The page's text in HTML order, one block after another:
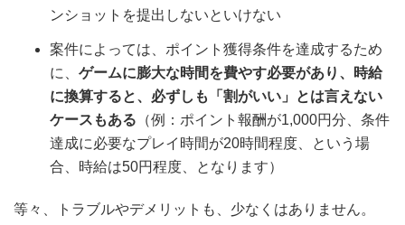
ンショットを提出しないといけない
案件によっては、ポイント獲得条件を達成するため
に、 ゲームに膨大な時間を費やす必要があり、時給
に換算すると、必ずしも「割がいい」とは言えない
ケースもある （例：ポイント報酬が1,000円分、条件
達成に必要なプレイ時間が20時間程度、という場
合、時給は50円程度、となります）
等々、トラブルやデメリットも、少なくはありません。